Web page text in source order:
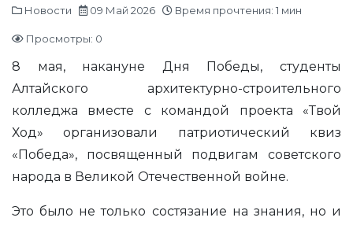
Новости 09 Май 2026 Время прочтения: 1 мин
Просмотры: 0
8 мая, накануне Дня Победы, студенты
Алтайского архитектурно-строительного
колледжа вместе с командой проекта «Твой
Ход» организовали патриотический квиз
«Победа», посвященный подвигам советского
народа в Великой Отечественной войне.
Это было не только состязание на знания, но и